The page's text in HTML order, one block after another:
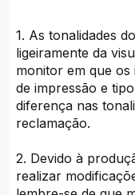
1. As tonalidades
ligeiramente da
monitor em que os
de impressão e
diferença nas
reclamação.
2. Devido à
realizar